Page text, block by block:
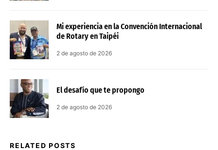
Mi experiencia en la Convención Internacional
de Rotary en Taipéi
2 de agosto de 2026
El desafío que te propongo
2 de agosto de 2026
RELATED POSTS